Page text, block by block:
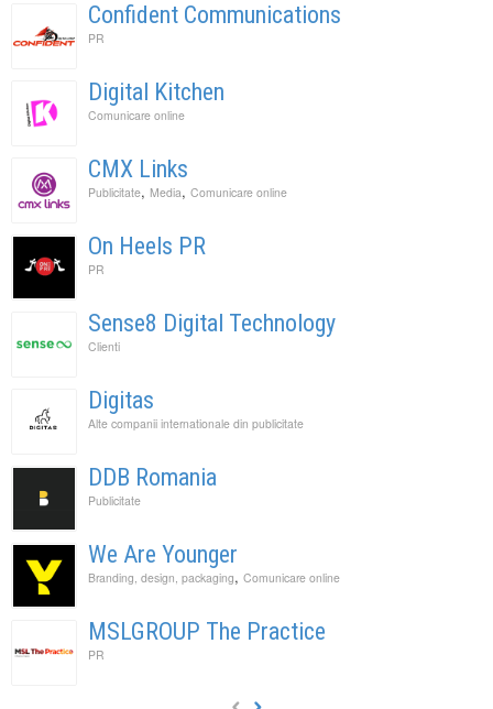
Confident Communications
PR
Digital Kitchen
Comunicare online
CMX Links
Publicitate, Media, Comunicare online
On Heels PR
PR
Sense8 Digital Technology
Clienti
Digitas
Alte companii internationale din publicitate
DDB Romania
Publicitate
We Are Younger
Branding, design, packaging, Comunicare online
MSLGROUP The Practice
PR